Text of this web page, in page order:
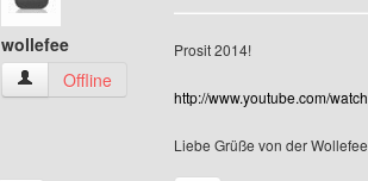
wollefee
wollefee Benutzer-Profile anzeigen
Offline
Prosit 2014!
http://www.youtube.com/
Liebe Grüße von der